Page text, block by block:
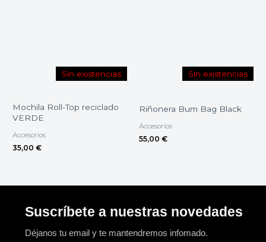
Sin existencias
Mochila Roll-Top reciclado
VERDE
Accesorios
35,00 €
Sin existencias
Riñonera Bum Bag Black
Accesorios
55,00 €
Suscríbete a nuestras novedades
Déjanos tu email y te mantendremos infomado.